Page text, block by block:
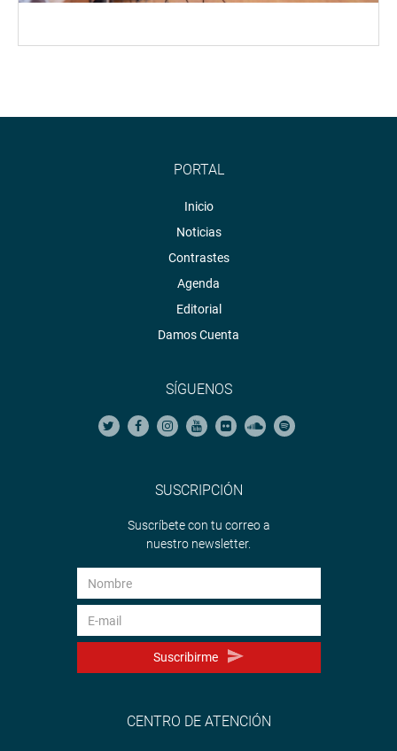
PORTAL
Inicio
Noticias
Contrastes
Agenda
Editorial
Damos Cuenta
SÍGUENOS
SUSCRIPCIÓN
Suscríbete con tu correo a
nuestro newsletter.
Suscribirme
CENTRO DE ATENCIÓN